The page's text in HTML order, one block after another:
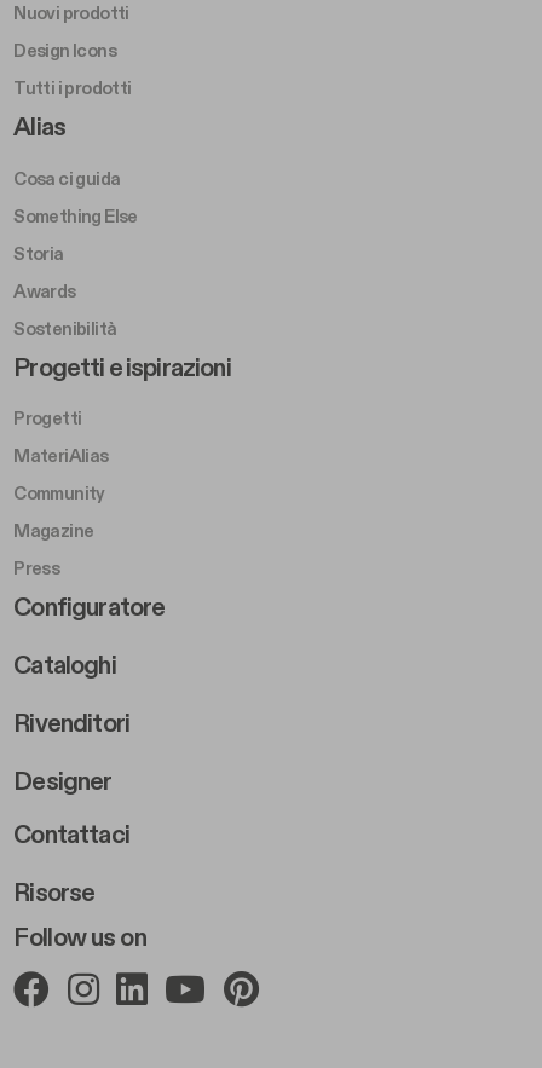
Nuovi prodotti
Design Icons
Tutti i prodotti
Footer Right A
Alias
Cosa ci guida
Something Else
Storia
Awards
Sostenibilità
Follow us on
Footer Left Middle B
Progetti e ispirazioni
Progetti
MateriAlias
Community
Magazine
Press
Footer Right Middle B
Configuratore
Cataloghi
Rivenditori
Designer
Footer Right 2
Contattaci
Risorse